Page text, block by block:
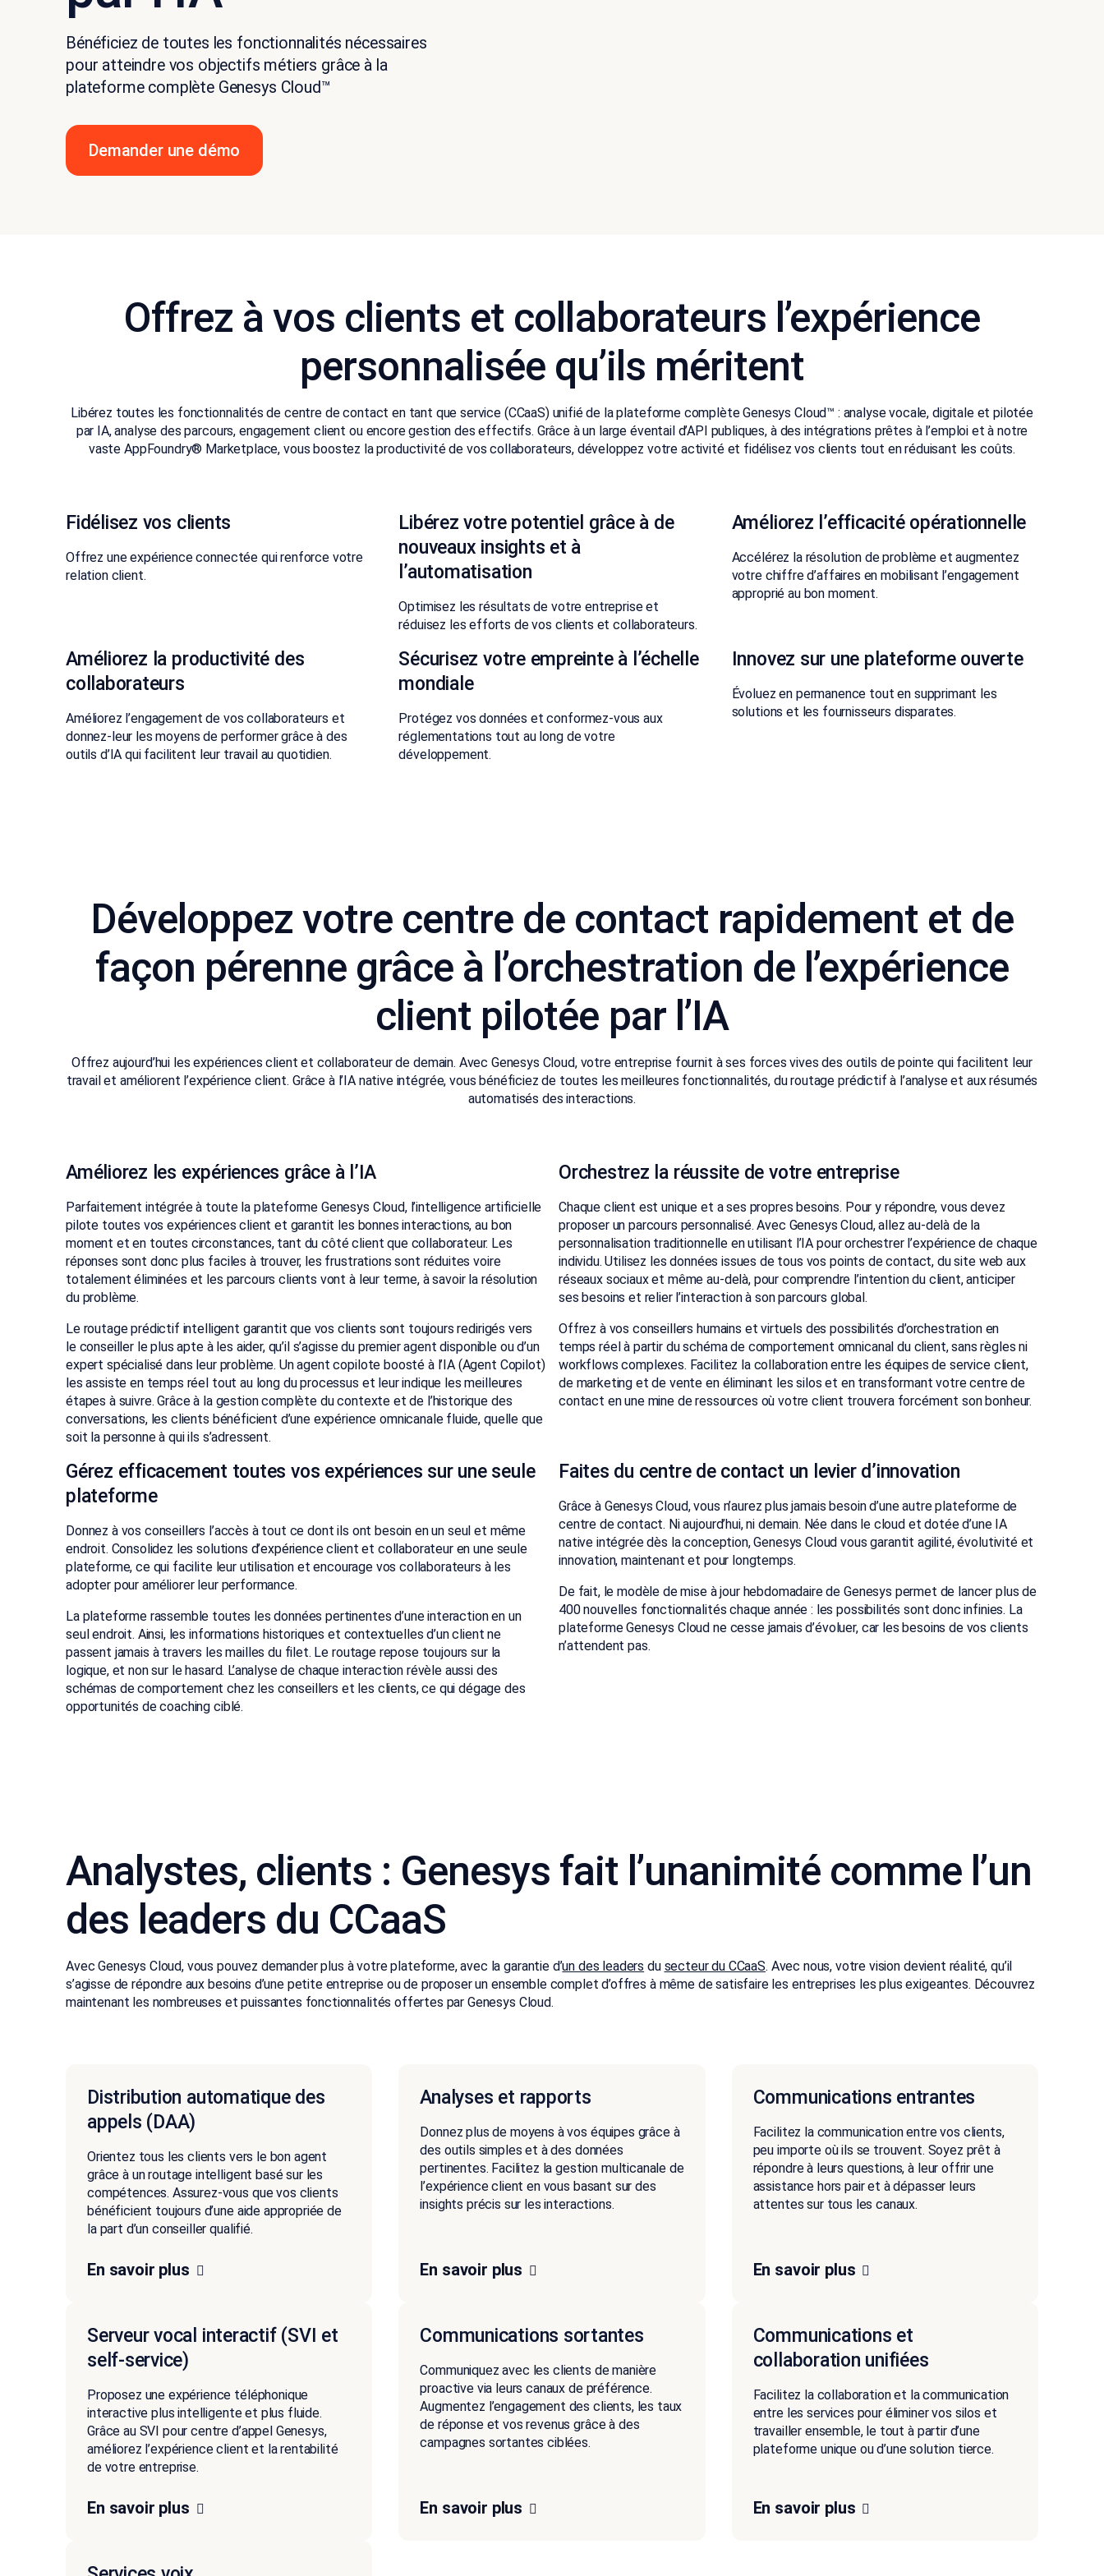
Bénéficiez de toutes les fonctionnalités nécessaires
pour atteindre vos objectifs métiers grâce à la
plateforme complète Genesys Cloud™
Demander une démo
Offrez à vos clients et collaborateurs l’expérience
personnalisée qu’ils méritent
Libérez toutes les fonctionnalités de centre de contact en tant que service (CCaaS) unifié de la plateforme complète Genesys Cloud™ : analyse vocale, digitale et pilotée
par IA, analyse des parcours, engagement client ou encore gestion des effectifs. Grâce à un large éventail d’API publiques, à des intégrations prêtes à l’emploi et à notre
vaste AppFoundry® Marketplace, vous boostez la productivité de vos collaborateurs, développez votre activité et fidélisez vos clients tout en réduisant les coûts.
Fidélisez vos clients
Offrez une expérience connectée qui renforce votre
relation client.
Libérez votre potentiel grâce à de
nouveaux insights et à
l’automatisation
Optimisez les résultats de votre entreprise et
réduisez les efforts de vos clients et collaborateurs.
Améliorez l’efficacité opérationnelle
Accélérez la résolution de problème et augmentez
votre chiffre d’affaires en mobilisant l’engagement
approprié au bon moment.
Améliorez la productivité des
collaborateurs
Améliorez l’engagement de vos collaborateurs et
donnez-leur les moyens de performer grâce à des
outils d’IA qui facilitent leur travail au quotidien.
Sécurisez votre empreinte à l’échelle
mondiale
Protégez vos données et conformez-vous aux
réglementations tout au long de votre
développement.
Innovez sur une plateforme ouverte
Évoluez en permanence tout en supprimant les
solutions et les fournisseurs disparates.
Développez votre centre de contact rapidement et de
façon pérenne grâce à l’orchestration de l’expérience
client pilotée par l’IA
Offrez aujourd’hui les expériences client et collaborateur de demain. Avec Genesys Cloud, votre entreprise fournit à ses forces vives des outils de pointe qui facilitent leur
travail et améliorent l’expérience client. Grâce à l’IA native intégrée, vous bénéficiez de toutes les meilleures fonctionnalités, du routage prédictif à l’analyse et aux résumés
automatisés des interactions.
Améliorez les expériences grâce à l’IA
Parfaitement intégrée à toute la plateforme Genesys Cloud, l’intelligence artificielle
pilote toutes vos expériences client et garantit les bonnes interactions, au bon
moment et en toutes circonstances, tant du côté client que collaborateur. Les
réponses sont donc plus faciles à trouver, les frustrations sont réduites voire
totalement éliminées et les parcours clients vont à leur terme, à savoir la résolution
du problème.
Le routage prédictif intelligent garantit que vos clients sont toujours redirigés vers
le conseiller le plus apte à les aider, qu’il s’agisse du premier agent disponible ou d’un
expert spécialisé dans leur problème. Un agent copilote boosté à l’IA (Agent Copilot)
les assiste en temps réel tout au long du processus et leur indique les meilleures
étapes à suivre. Grâce à la gestion complète du contexte et de l’historique des
conversations, les clients bénéficient d’une expérience omnicanale fluide, quelle que
soit la personne à qui ils s’adressent.
Orchestrez la réussite de votre entreprise
Chaque client est unique et a ses propres besoins. Pour y répondre, vous devez
proposer un parcours personnalisé. Avec Genesys Cloud, allez au-delà de la
personnalisation traditionnelle en utilisant l’IA pour orchestrer l’expérience de chaque
individu. Utilisez les données issues de tous vos points de contact, du site web aux
réseaux sociaux et même au-delà, pour comprendre l’intention du client, anticiper
ses besoins et relier l’interaction à son parcours global.
Offrez à vos conseillers humains et virtuels des possibilités d’orchestration en
temps réel à partir du schéma de comportement omnicanal du client, sans règles ni
workflows complexes. Facilitez la collaboration entre les équipes de service client,
de marketing et de vente en éliminant les silos et en transformant votre centre de
contact en une mine de ressources où votre client trouvera forcément son bonheur.
Gérez efficacement toutes vos expériences sur une seule
plateforme
Donnez à vos conseillers l’accès à tout ce dont ils ont besoin en un seul et même
endroit. Consolidez les solutions d’expérience client et collaborateur en une seule
plateforme, ce qui facilite leur utilisation et encourage vos collaborateurs à les
adopter pour améliorer leur performance.
La plateforme rassemble toutes les données pertinentes d’une interaction en un
seul endroit. Ainsi, les informations historiques et contextuelles d’un client ne
passent jamais à travers les mailles du filet. Le routage repose toujours sur la
logique, et non sur le hasard. L’analyse de chaque interaction révèle aussi des
schémas de comportement chez les conseillers et les clients, ce qui dégage des
opportunités de coaching ciblé.
Faites du centre de contact un levier d’innovation
Grâce à Genesys Cloud, vous n’aurez plus jamais besoin d’une autre plateforme de
centre de contact. Ni aujourd’hui, ni demain. Née dans le cloud et dotée d’une IA
native intégrée dès la conception, Genesys Cloud vous garantit agilité, évolutivité et
innovation, maintenant et pour longtemps.
De fait, le modèle de mise à jour hebdomadaire de Genesys permet de lancer plus de
400 nouvelles fonctionnalités chaque année : les possibilités sont donc infinies. La
plateforme Genesys Cloud ne cesse jamais d’évoluer, car les besoins de vos clients
n’attendent pas.
Analystes, clients : Genesys fait l’unanimité comme l’un
des leaders du CCaaS
Avec Genesys Cloud, vous pouvez demander plus à votre plateforme, avec la garantie d’un des leaders du secteur du CCaaS. Avec nous, votre vision devient réalité, qu’il
s’agisse de répondre aux besoins d’une petite entreprise ou de proposer un ensemble complet d’offres à même de satisfaire les entreprises les plus exigeantes. Découvrez
maintenant les nombreuses et puissantes fonctionnalités offertes par Genesys Cloud.
Distribution automatique des
appels (DAA)
Orientez tous les clients vers le bon agent
grâce à un routage intelligent basé sur les
compétences. Assurez-vous que vos clients
bénéficient toujours d’une aide appropriée de
la part d’un conseiller qualifié.
En savoir plus
Analyses et rapports
Donnez plus de moyens à vos équipes grâce à
des outils simples et à des données
pertinentes. Facilitez la gestion multicanale de
l’expérience client en vous basant sur des
insights précis sur les interactions.
En savoir plus
Communications entrantes
Facilitez la communication entre vos clients,
peu importe où ils se trouvent. Soyez prêt à
répondre à leurs questions, à leur offrir une
assistance hors pair et à dépasser leurs
attentes sur tous les canaux.
En savoir plus
Serveur vocal interactif (SVI et
self-service)
Proposez une expérience téléphonique
interactive plus intelligente et plus fluide.
Grâce au SVI pour centre d’appel Genesys,
améliorez l’expérience client et la rentabilité
de votre entreprise.
En savoir plus
Communications sortantes
Communiquez avec les clients de manière
proactive via leurs canaux de préférence.
Augmentez l’engagement des clients, les taux
de réponse et vos revenus grâce à des
campagnes sortantes ciblées.
En savoir plus
Communications et
collaboration unifiées
Facilitez la collaboration et la communication
entre les services pour éliminer vos silos et
travailler ensemble, le tout à partir d’une
plateforme unique ou d’une solution tierce.
En savoir plus